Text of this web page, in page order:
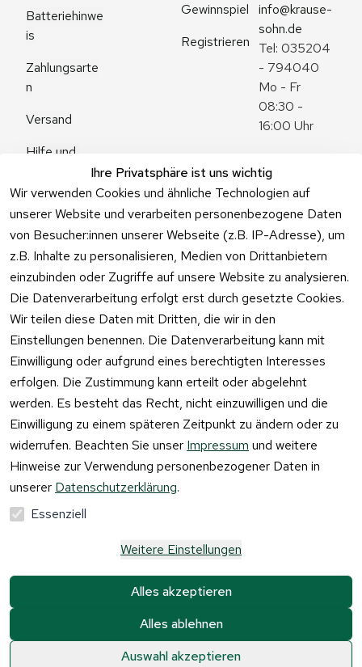
Ihre Privatsphäre ist uns wichtig
Wir verwenden Cookies und ähnliche Technologien auf
unserer Website und verarbeiten personenbezogene Daten
von Besucher:innen unserer Webseite (z.B. IP-Adresse), um
z.B. Inhalte zu personalisieren, Medien von Drittanbietern
einzubinden oder Zugriffe auf unsere Website zu analysieren.
Die Datenverarbeitung erfolgt erst durch gesetzte Cookies.
Wir teilen diese Daten mit Dritten, die wir in den
Einstellungen benennen. Die Datenverarbeitung kann mit
Einwilligung oder aufgrund eines berechtigten Interesses
erfolgen. Die Zustimmung kann erteilt oder abgelehnt
werden. Es besteht das Recht, nicht einzuwilligen und die
Einwilligung zu einem späteren Zeitpunkt zu ändern oder zu
widerrufen. Beachten Sie unser Impressum und weitere
Hinweise zur Verwendung personenbezogener Daten in
unserer Datenschutzerklärung.
Essenziell
Weitere Einstellungen
Alles akzeptieren
Alles ablehnen
Auswahl akzeptieren
Batteriehinwe
is
Zahlungsarte
n
Versand
Hilfe und
Fragen
Gewinnspiel
Registrieren
info@krause-
sohn.de
Tel: 035204
- 794040
Mo - Fr
08:30 -
16:00 Uhr
Zum
Kontaktformu
lar
Vertrag
widerrufen
Mehrwertsteuer und zzgl. Versandkosten und
Krause & Sohn GmbH Kaufbacher Ring 2 01723
Kesselsdorf